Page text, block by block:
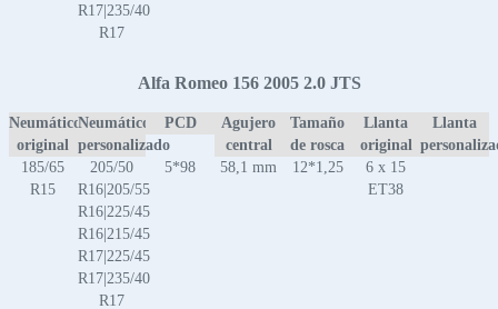
R17|235/40
R17
Alfa Romeo 156 2005 2.0 JTS
Neumático
original
Neumático
personalizado
PCD
Agujero
central
Tamaño
de rosca
Llanta
original
Llanta
185/65
R15
205/50
R16|205/55
R16|225/45
R16|215/45
R17|225/45
R17|235/40
R17
5*98 58,1 mm 12*1,25
6 x 15
ET38